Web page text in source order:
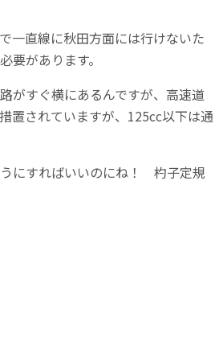
一直線に秋田方面には行けないた
要があります。
がすぐ横にあるんですが、高速道
置されていますが、125cc以下は通
にすればいいのにね！ 杓子定規